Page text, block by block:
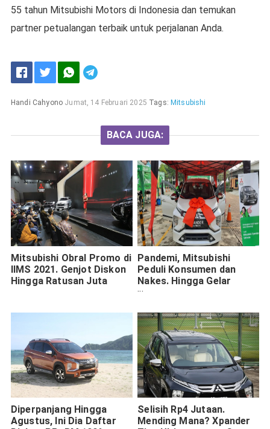
55 tahun Mitsubishi Motors di Indonesia dan temukan
partner petualangan terbaik untuk perjalanan Anda.
Handi Cahyono Jumat, 14 Februari 2025 Tags: Mitsubishi
BACA JUGA:
Mitsubishi Obral Promo di
IIMS 2021. Genjot Diskon
Hingga Ratusan Juta
Pandemi, Mitsubishi
Peduli Konsumen dan
Nakes. Hingga Gelar
Donasi untuk Anak dan
Diperpanjang Hingga
Agustus, Ini Dia Daftar
Selisih Rp4 Jutaan.
Mending Mana? Xpander